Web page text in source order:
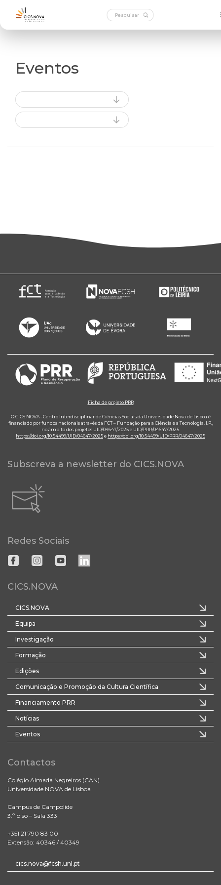
Eventos
Ficha de projeto PRR
O CICS.NOVA - Centro Interdisciplinar de Ciências Sociais da Universidade Nova de Lisboa é
financiado por fundos nacionais através da FCT – Fundação para a Ciência e a Tecnologia, I.P.,
no âmbito dos projetos UID/04647/2025 e UID/PRR/04647/2025.
https://doi.org/10.54499/UID/04647/2025e https://doi.org/10.54499/UID/PRR/04647/2025
Subscreva a newsletter do CICS.NOVA
Redes Sociais
CICS.NOVA
CICS.NOVA
Equipa
Investigação
Formação
Edições
Comunicação e Promoção da Cultura Científica
Financiamento PRR
Notícias
Eventos
Contactos
Colégio Almada Negreiros (CAN)
Universidade NOVA de Lisboa
Campus de Campolide
3.º piso – Sala 333
+351 21 790 83 00
Extensão: 40346 / 40349
cics.nova@fcsh.unl.pt